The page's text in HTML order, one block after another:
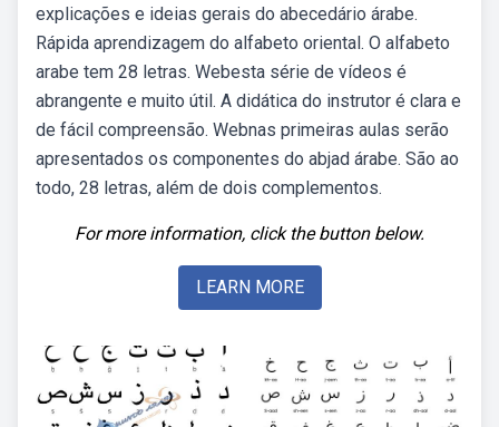
explicações e ideias gerais do abecedário árabe.
Rápida aprendizagem do alfabeto oriental. O alfabeto
arabe tem 28 letras. Webesta série de vídeos é
abrangente e muito útil. A didática do instrutor é clara e
de fácil compreensão. Webnas primeiras aulas serão
apresentados os componentes do abjad árabe. São ao
todo, 28 letras, além de dois complementos.
For more information, click the button below.
LEARN MORE